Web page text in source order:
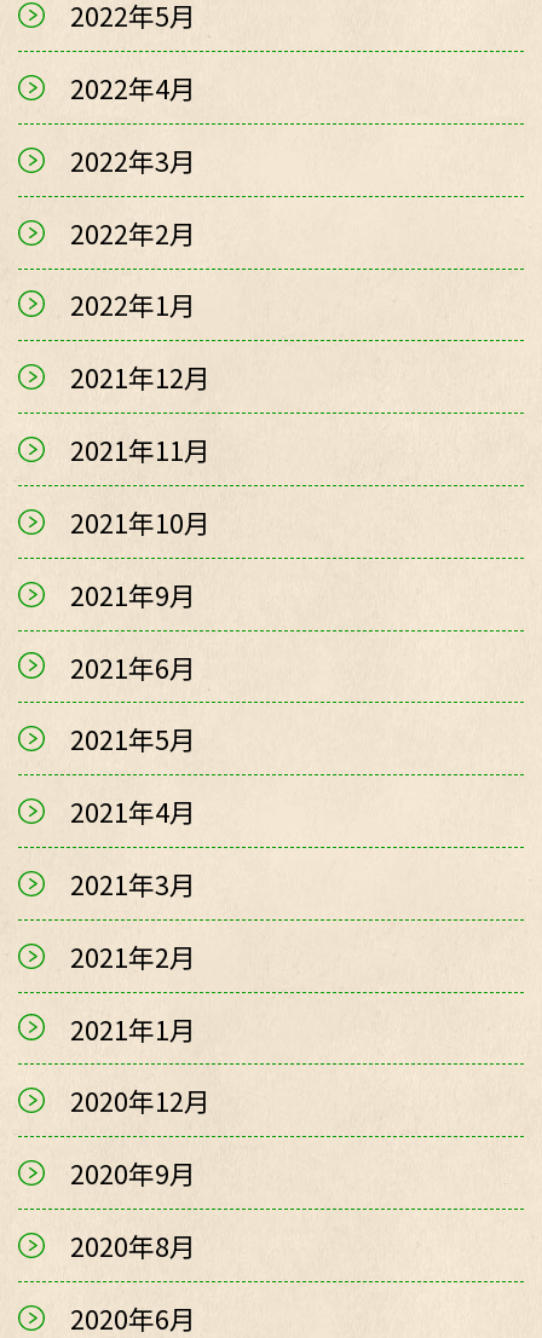
2022年5月
2022年4月
2022年3月
2022年2月
2022年1月
2021年12月
2021年11月
2021年10月
2021年9月
2021年6月
2021年5月
2021年4月
2021年3月
2021年2月
2021年1月
2020年12月
2020年9月
2020年8月
2020年6月